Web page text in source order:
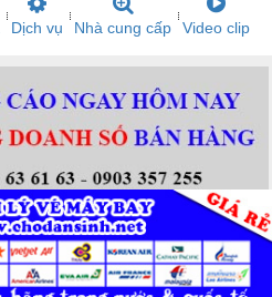
Dịch vụ Nhà cung cấp Video clip